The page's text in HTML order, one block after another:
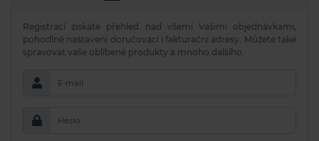
Registrací získáte přehled nad všemi Vašimi objednávkami,
pohodlné nastavení doručovací i fakturační adresy. Můžete také
spravovat vaše oblíbené produkty a mnoho dalšího.
E-mail
Heslo